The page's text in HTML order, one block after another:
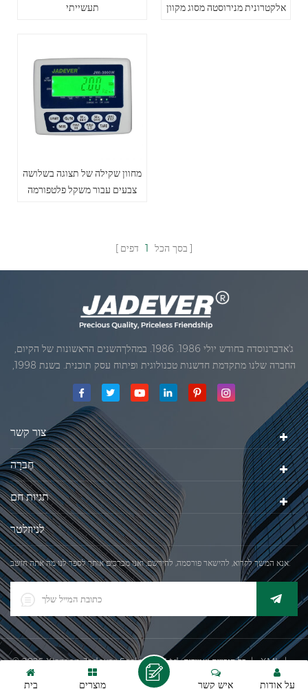
תעשייתי
אלקטרונית מנירוסטה מסוג מקוון
מחוון שקילה של תצוגה בשלושה
צבעים עבור משקל פלטפורמה
בסך הכל 1 דפים
ג'אדברנוסדה בחודש יולי 1986. 1986. במהלךהשנים הראשונות של הקיום,
החברה שלנו מתקדמת חדשנות טכנולוגית ופיתוח עסק תוכנית. בשנת 1998,
החברה שלנו השיגה את המטרה האיכותי, כאשר הראשון של המוצרים שלנו
ג'אדברסולם ושות 'בע"מהיה
צור קשר
חֶברָה
תגיות חם
לניוזלטר
אנא המשך לקרוא, להישאר פורסמה, להירשם, ואנו מברכים אותך לספר לנו מה אתה חושב.
© 2026 Xiamen Jadever Scale Co., Ltd. כל הזכויות שמורות. | XML |
בית מוצרים על אודות איש קשר